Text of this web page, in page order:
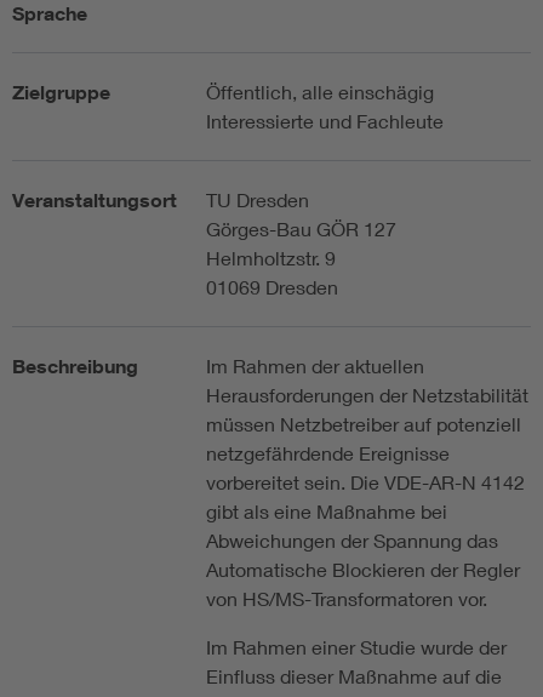
Sprache
Zielgruppe
Öffentlich, alle einschägig
Interessierte und Fachleute
Veranstaltungsort
TU Dresden
Görges-Bau GÖR 127
Helmholtzstr. 9
01069 Dresden
Beschreibung
Im Rahmen der aktuellen
Herausforderungen der Netzstabilität
müssen Netzbetreiber auf potenziell
netzgefährdende Ereignisse
vorbereitet sein. Die VDE-AR-N 4142
gibt als eine Maßnahme bei
Abweichungen der Spannung das
Automatische Blockieren der Regler
von HS/MS-Transformatoren vor.
Im Rahmen einer Studie wurde der
Einfluss dieser Maßnahme auf die